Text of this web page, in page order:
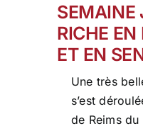
SEMAINE
RICHE EN
ET EN
Une très
s’est
de Reims